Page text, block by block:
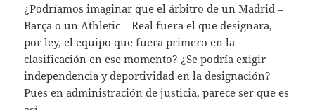
¿Podríamos imaginar que el árbitro de un Madrid –
Barça o un Athletic – Real fuera el que designara,
por ley, el equipo que fuera primero en la
clasificación en ese momento? ¿Se podría exigir
independencia y deportividad en la designación?
Pues en administración de justicia, parece ser que es